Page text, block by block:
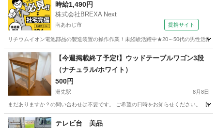
時給1,490円
株式会社BREXA Next
南あわじ市 提携サイト
リチウムイオン電池部品の製造装置の操作作業！未経験活躍中★20～50代の男性活
兵庫 南あわじ市 その他
【今週掲載終了予定❗️】ウッドテーブルワゴン3段
（ナチュラル/ホワイト）
500円
洲先駅 8月8日
まだありますか？の問い合わせは不要です。 ご希望の日時をお知らせください。 【
兵庫 西宮市 洲先駅 収納家具
テレビ台 美品